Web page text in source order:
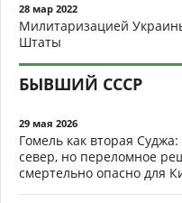
28 мар 2022
Милитаризацией
Штаты
БЫВШИЙ СССР
29 мая 2026
Гомель как вторая
север, но переломное
смертельно опасно для